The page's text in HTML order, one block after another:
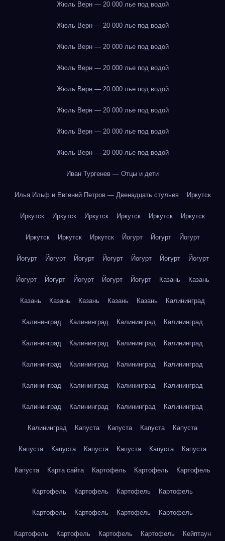
Жюль Верн — 20 000 лье под водой
Жюль Верн — 20 000 лье под водой
Жюль Верн — 20 000 лье под водой
Жюль Верн — 20 000 лье под водой
Жюль Верн — 20 000 лье под водой
Жюль Верн — 20 000 лье под водой
Жюль Верн — 20 000 лье под водой
Жюль Верн — 20 000 лье под водой
Иван Тургенев — Отцы и дети
Илья Ильф и Евгений Петров — Двенадцать стульев Иркутск
Иркутск Иркутск Иркутск Иркутск Иркутск Иркутск
Иркутск Иркутск Иркутск Йогурт Йогурт Йогурт
Йогурт Йогурт Йогурт Йогурт Йогурт Йогурт Йогурт
Йогурт Йогурт Йогурт Йогурт Йогурт Казань Казань
Казань Казань Казань Казань Казань Калининград
Калининград Калининград Калининград Калининград
Калининград Калининград Калининград Калининград
Калининград Калининград Калининград Калининград
Калининград Калининград Калининград Калининград
Калининград Калининград Калининград Калининград
Калининград Капуста Капуста Капуста Капуста
Капуста Капуста Капуста Капуста Капуста Капуста
Капуста Карта сайта Картофель Картофель Картофель
Картофель Картофель Картофель Картофель
Картофель Картофель Картофель Картофель
Картофель Картофель Картофель Картофель Кейптаун